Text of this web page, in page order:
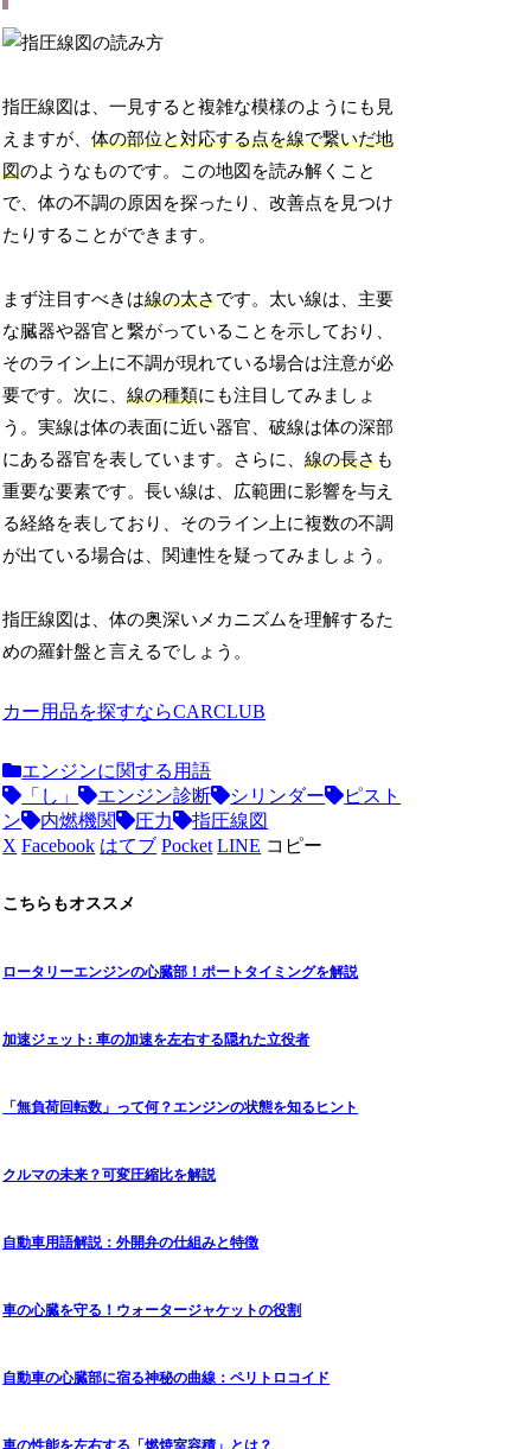
指圧線図は、一見すると複雑な模様のようにも見
えますが、体の部位と対応する点を線で繋いだ地
図のようなものです。この地図を読み解くこと
で、体の不調の原因を探ったり、改善点を見つけ
たりすることができます。
まず注目すべきは線の太さです。太い線は、主要
な臓器や器官と繋がっていることを示しており、
そのライン上に不調が現れている場合は注意が必
要です。次に、線の種類にも注目してみましょ
う。実線は体の表面に近い器官、破線は体の深部
にある器官を表しています。さらに、線の長さも
重要な要素です。長い線は、広範囲に影響を与え
る経絡を表しており、そのライン上に複数の不調
が出ている場合は、関連性を疑ってみましょう。
指圧線図は、体の奥深いメカニズムを理解するた
めの羅針盤と言えるでしょう。
カー用品を探すならCARCLUB
エンジンに関する用語
「し」
エンジン診断 シリンダー
ピスト
ン
内燃機関 圧力
指圧線図
X Facebook はてブ Pocket LINE コピー
こちらもオススメ
ロータリーエンジンの心臓部！ポートタイミングを解説
加速ジェット: 車の加速を左右する隠れた立役者
「無負荷回転数」って何？エンジンの状態を知るヒント
クルマの未来？可変圧縮比を解説
自動車用語解説：外開弁の仕組みと特徴
車の心臓を守る！ウォータージャケットの役割
自動車の心臓部に宿る神秘の曲線：ペリトロコイド
車の性能を左右する「燃焼室容積」とは？